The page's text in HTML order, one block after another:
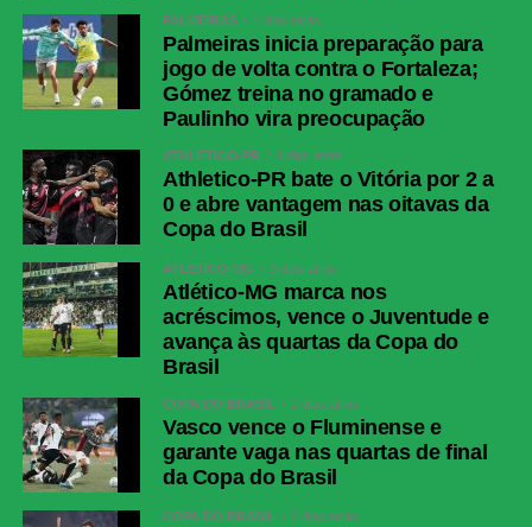
PALMEIRAS 4 dias atrás
Palmeiras inicia preparação para
jogo de volta contra o Fortaleza;
Gómez treina no gramado e
Paulinho vira preocupação
ATHLETICO-PR 4 dias atrás
Athletico-PR bate o Vitória por 2 a
0 e abre vantagem nas oitavas da
Copa do Brasil
ATLÉTICO-MG 3 dias atrás
Atlético-MG marca nos
acréscimos, vence o Juventude e
avança às quartas da Copa do
Brasil
COPA DO BRASIL 2 dias atrás
Vasco vence o Fluminense e
garante vaga nas quartas de final
da Copa do Brasil
COPA DO BRASIL 2 dias atrás